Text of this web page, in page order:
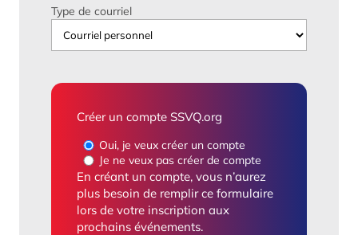
Type de courriel
Créer un compte SSVQ.org
Oui, je veux créer un compte
Je ne veux pas créer de compte
En créant un compte, vous n’aurez
plus besoin de remplir ce formulaire
lors de votre inscription aux
prochains événements.